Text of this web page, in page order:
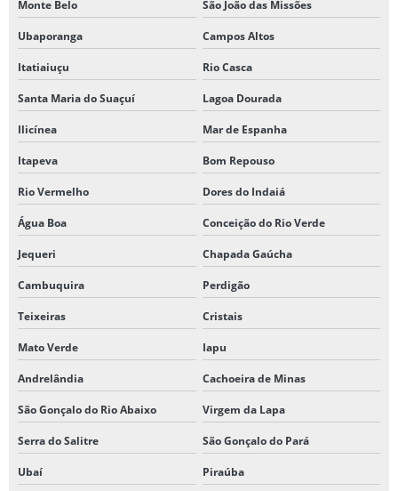
Monte Belo São João das Missões
Ubaporanga Campos Altos
Itatiaiuçu Rio Casca
Santa Maria do Suaçuí Lagoa Dourada
Ilicínea Mar de Espanha
Itapeva Bom Repouso
Rio Vermelho Dores do Indaiá
Água Boa Conceição do Rio Verde
Jequeri Chapada Gaúcha
Cambuquira Perdigão
Teixeiras Cristais
Mato Verde Iapu
Andrelândia Cachoeira de Minas
São Gonçalo do Rio Abaixo Virgem da Lapa
Serra do Salitre São Gonçalo do Pará
Ubaí Piraúba